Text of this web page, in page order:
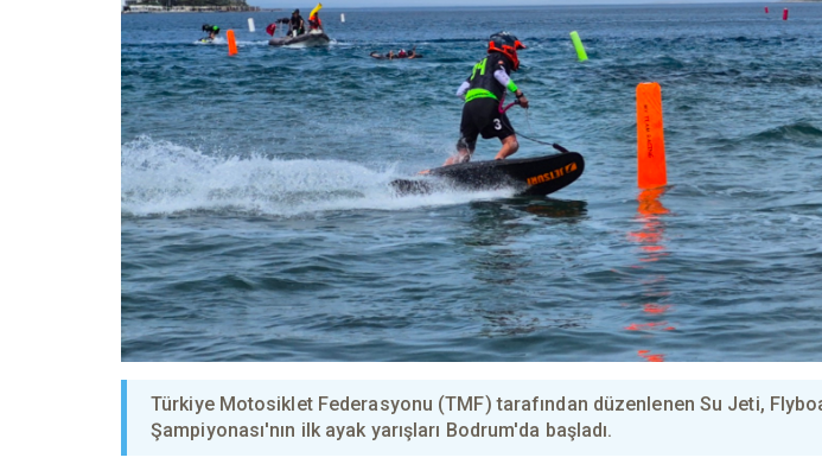
Türkiye Motosiklet Federasyonu (TMF) tarafından düzenlenen Su Jeti,
Şampiyonası'nın ilk ayak yarışları Bodrum'da başladı.